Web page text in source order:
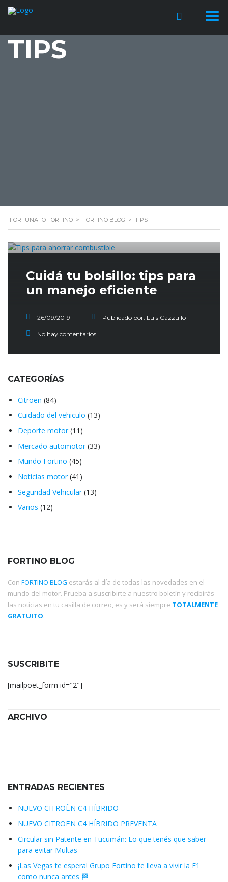
TIPS
FORTUNATO FORTINO > FORTINO BLOG > TIPS
Cuidá tu bolsillo: tips para
un manejo eficiente
26/09/2019 Publicado por: Luis Cazzullo
No hay comentarios
CATEGORÍAS
Citroën (84)
Cuidado del vehiculo (13)
Deporte motor(11)
Mercado automotor(33)
Mundo Fortino (45)
Noticias motor(41)
Seguridad Vehicular(13)
Varios (12)
FORTINO BLOG
Con FORTINO BLOG estarás al día de todas las novedades en el
mundo del motor. Prueba a suscribirte a nuestro boletín y recibirás
las noticias en tu casilla de correo, es y será siempre TOTALMENTE
GRATUITO.
SUSCRIBITE
[mailpoet_form id="2"]
ARCHIVO
ENTRADAS RECIENTES
NUEVO CITROËN C4 HÍBRIDO
NUEVO CITROËN C4 HÍBRIDO PREVENTA
Circular sin Patente en Tucumán: Lo que tenés que saber
para evitar Multas
¡Las Vegas te espera! Grupo Fortino te lleva a vivir la F1
como nunca antes 🏁